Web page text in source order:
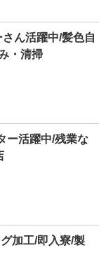
ん活躍中/髪色自
・清掃
ー活躍中/残業な
加工/即入寮/製